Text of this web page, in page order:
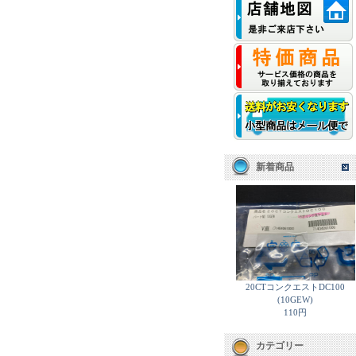
新着商品
20CTコンクエストDC100
(10GEW)
110円
カテゴリー